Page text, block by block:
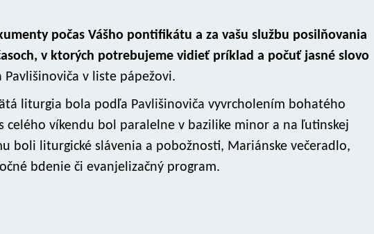
počas Vášho pontifikátu a za vašu službu posilňovania
v ktorých potrebujeme vidieť príklad a počuť jasné slovo
v liste pápežovi.
liturgia bola podľa Pavlišinoviča vyvrcholením bohatého
celého víkendu bol paralelne v bazilike minor a na ľutinskej
boli liturgické slávenia a pobožnosti, Mariánske večeradlo,
bdenie či evanjelizačný program.